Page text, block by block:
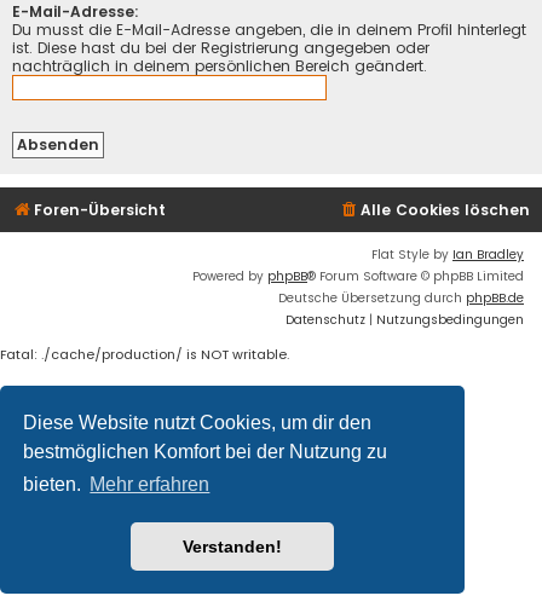
Diese Website nutzt Cookies, um dir den
bestmöglichen Komfort bei der Nutzung zu
bieten. Mehr erfahren
Verstanden!
E-Mail-Adresse:
Du musst die E-Mail-Adresse angeben, die in deinem Profil hinterlegt
ist. Diese hast du bei der Registrierung angegeben oder
nachträglich in deinem persönlichen Bereich geändert.
Foren-Übersicht Alle Cookies löschen
Flat Style by Ian Bradley
Powered by phpBB® Forum Software © phpBB Limited
Deutsche Übersetzung durch phpBB.de
Datenschutz | Nutzungsbedingungen
Fatal: ./cache/production/ is NOT writable.